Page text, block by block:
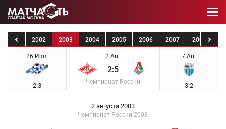
2001 2002 2003 2004 2005 2006 2007 2008
26 Июл
2:3
2 Авг
2:5
Чемпионат России
7 Авг
3:2
2 августа 2003
Чемпионат России 2003